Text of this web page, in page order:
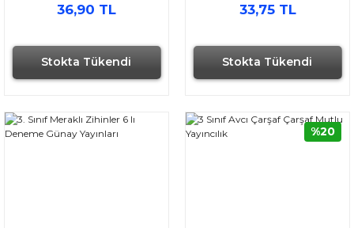
Stokta Tükendi
36,90 TL
Hızlı Gönderi Stokta Tükendi
33,75 TL
%20